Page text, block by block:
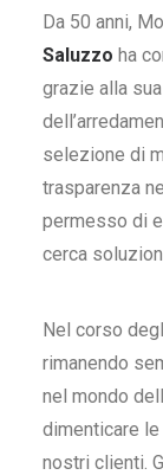
Da 50 anni,
Saluzzo ha
grazie alla
selezione di
trasparenza
permesso di
cerca
Nel corso
rimanendo
nel mondo
dimenticare
nostri clienti.